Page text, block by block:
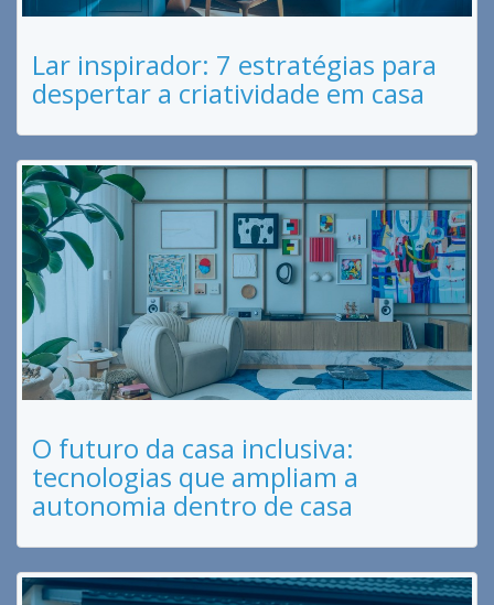
Lar inspirador: 7 estratégias para
despertar a criatividade em casa
O futuro da casa inclusiva:
tecnologias que ampliam a
autonomia dentro de casa